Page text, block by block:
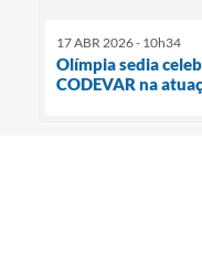
17 ABR 2026 - 10h34
Olímpia sedia
CODEVAR na